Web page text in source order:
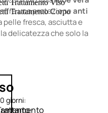
Trattamento Viso
Trattamento Corpo
una protezioneanti
fresca, asciutta e
delicatezza che solo la
giorni: